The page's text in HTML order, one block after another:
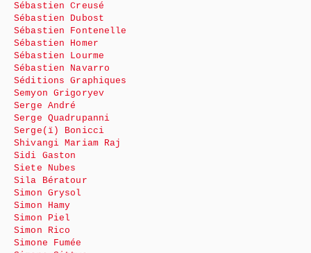
Sébastien Creusé
Sébastien Dubost
Sébastien Fontenelle
Sébastien Homer
Sébastien Lourme
Sébastien Navarro
Séditions Graphiques
Semyon Grigoryev
Serge André
Serge Quadrupanni
Serge(ï) Bonicci
Shivangi Mariam Raj
Sidi Gaston
Siete Nubes
Sila Bératour
Simon Grysol
Simon Hamy
Simon Piel
Simon Rico
Simone Fumée